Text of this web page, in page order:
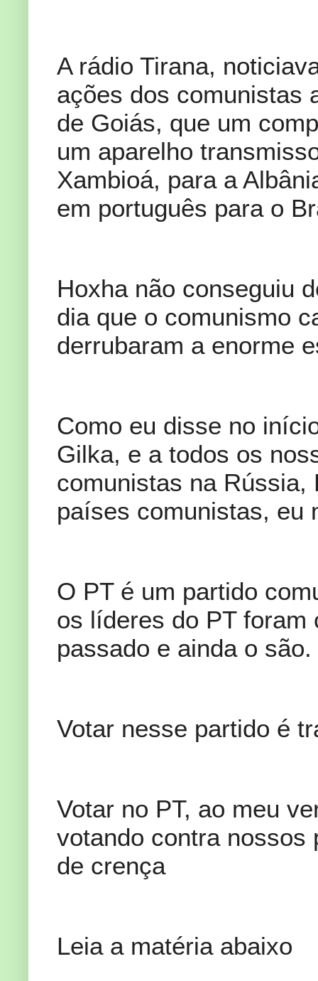
A rádio Tirana,
ações dos comunistas
de Goiás, que um
um aparelho
Xambioá, para a
em português para o
Hoxha não conseguiu
dia que o comunismo
derrubaram a enorme
Como eu disse no
Gilka, e a todos os
comunistas na Rússia,
países comunistas, eu
O PT é um partido
os líderes do PT foram
passado e ainda o são.
Votar nesse partido é
Votar no PT, ao meu
votando contra nossos
de crença
Leia a matéria abaixo